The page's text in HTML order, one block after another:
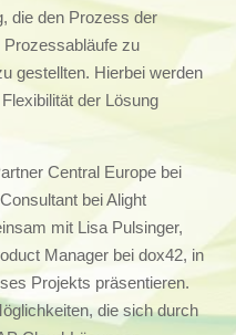
die den Prozess der
zu
gestellten. Hierbei werden
der Lösung
Central Europe bei
bei Alight
mit Lisa Pulsinger,
Manager bei dox42, in
Projekts präsentieren.
die sich durch